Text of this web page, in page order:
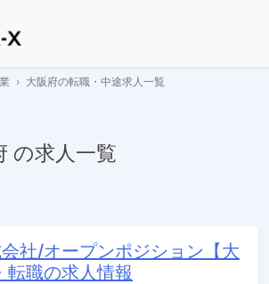
大阪府の転職・中途求人一覧
の求人一覧
社/オープンポジション【大
転職の求人情報